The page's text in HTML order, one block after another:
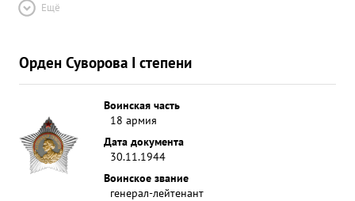
Ещё
Орден Суворова I степени
Воинская часть
18 армия
Дата документа
30.11.1944
Воинское звание
генерал-лейтенант